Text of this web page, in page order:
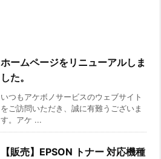
ホームページをリニューアルしま
した。
いつもアケボノサービスのウェブサイト
をご訪問いただき、誠に有難うございま
す。アケ ...
【販売】EPSON トナー 対応機種